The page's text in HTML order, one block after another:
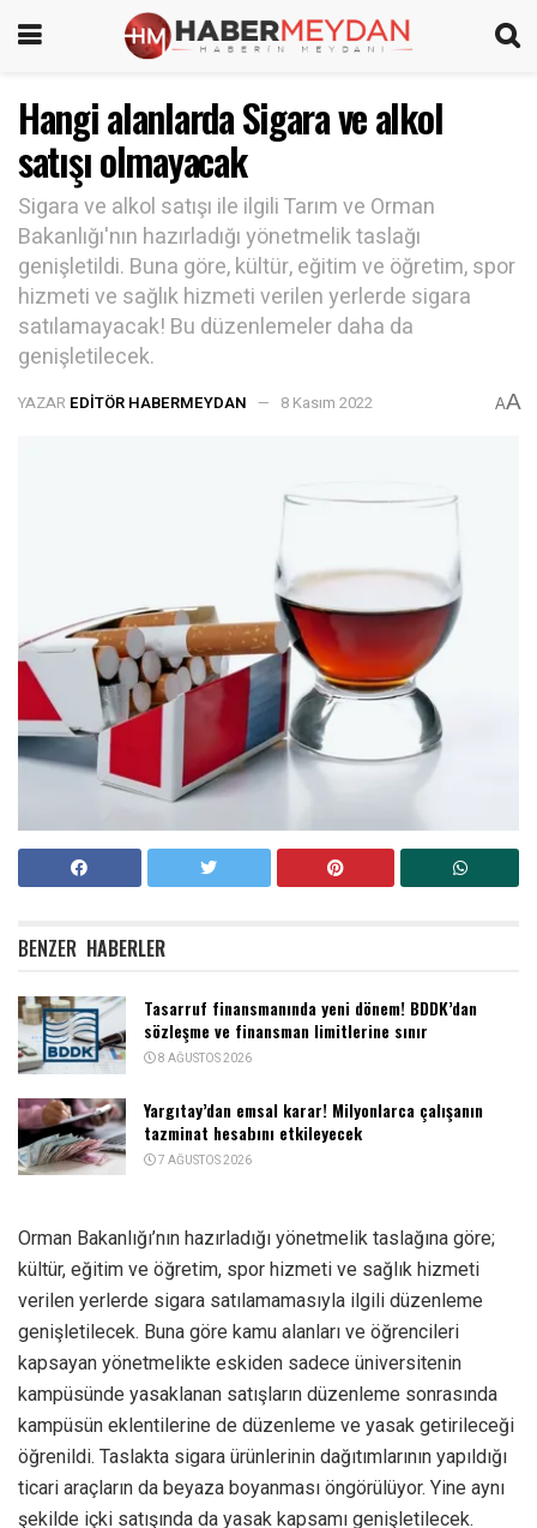
Hangi alanlarda Sigara ve alkol
satışı olmayacak
Sigara ve alkol satışı ile ilgili Tarım ve Orman
Bakanlığı'nın hazırladığı yönetmelik taslağı
genişletildi. Buna göre, kültür, eğitim ve öğretim, spor
hizmeti ve sağlık hizmeti verilen yerlerde sigara
satılamayacak! Bu düzenlemeler daha da
genişletilecek.
YAZAR EDITÖR HABERMEYDAN 8 Kasım 2022 AA
BENZER HABERLER
Tasarruf finansmanında yeni dönem! BDDK’dan
sözleşme ve finansman limitlerine sınır
8 AĞUSTOS 2026
Yargıtay’dan emsal karar! Milyonlarca çalışanın
tazminat hesabını etkileyecek
7 AĞUSTOS 2026
Orman Bakanlığı’nın hazırladığı yönetmelik taslağına göre;
kültür, eğitim ve öğretim, spor hizmeti ve sağlık hizmeti
verilen yerlerde sigara satılamamasıyla ilgili düzenleme
genişletilecek. Buna göre kamu alanları ve öğrencileri
kapsayan yönetmelikte eskiden sadece üniversitenin
kampüsünde yasaklanan satışların düzenleme sonrasında
kampüsün eklentilerine de düzenleme ve yasak getirileceği
öğrenildi. Taslakta sigara ürünlerinin dağıtımlarının yapıldığı
ticari araçların da beyaza boyanması öngörülüyor. Yine aynı
şekilde içki satışında da yasak kapsamı genişletilecek.